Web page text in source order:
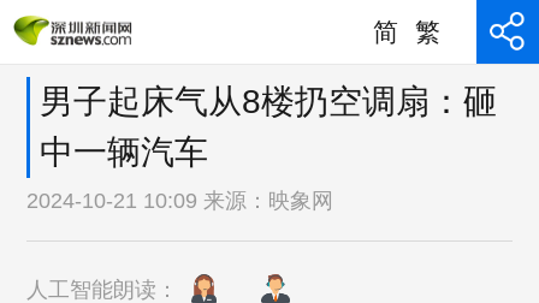
简 繁
男子起床气从8楼扔空调扇：砸
中一辆汽车
2024-10-21 10:09 来源： 映象网
人工智能朗读：